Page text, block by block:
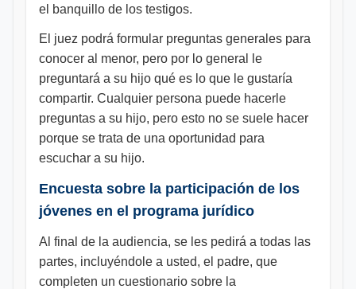
el banquillo de los testigos.
El juez podrá formular preguntas generales para
conocer al menor, pero por lo general le
preguntará a su hijo qué es lo que le gustaría
compartir. Cualquier persona puede hacerle
preguntas a su hijo, pero esto no se suele hacer
porque se trata de una oportunidad para
escuchar a su hijo.
Encuesta sobre la participación de los
jóvenes en el programa jurídico
Al final de la audiencia, se les pedirá a todas las
partes, incluyéndole a usted, el padre, que
completen un cuestionario sobre la